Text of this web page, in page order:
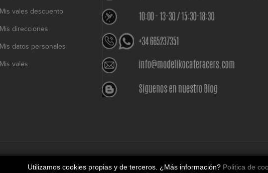
Mis vales descuento
Mis direcciones
Mis datos personales
Mis vales
Utilizamos cookies propias y de terceros. ¿Más información? Politica de